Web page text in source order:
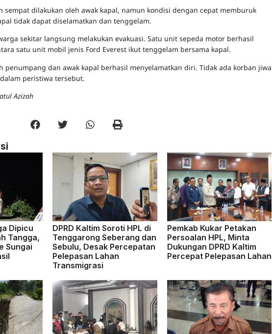
sempat dilakukan oleh awak kapal, namun kondisi dengan cepat memburuk
tidak dapat diselamatkan dan tenggelam.
sekitar langsung melakukan evakuasi. Satu unit sepeda motor berhasil
satu unit mobil jenis Ford Everest ikut tenggelam bersama kapal.
penumpang dan awak kapal berhasil menyelamatkan diri. Tidak ada korban jiwa
peristiwa tersebut.
Azizah
Dipicu
Tangga,
Sungai
DPRD Kaltim Soroti HPL di
Tenggarong Seberang dan
Sebulu, Desak Percepatan
Pelepasan Lahan
Transmigrasi
Pemkab Kukar Petakan
Persoalan HPL, Minta
Dukungan DPRD Kaltim
Percepat Pelepasan Lahan